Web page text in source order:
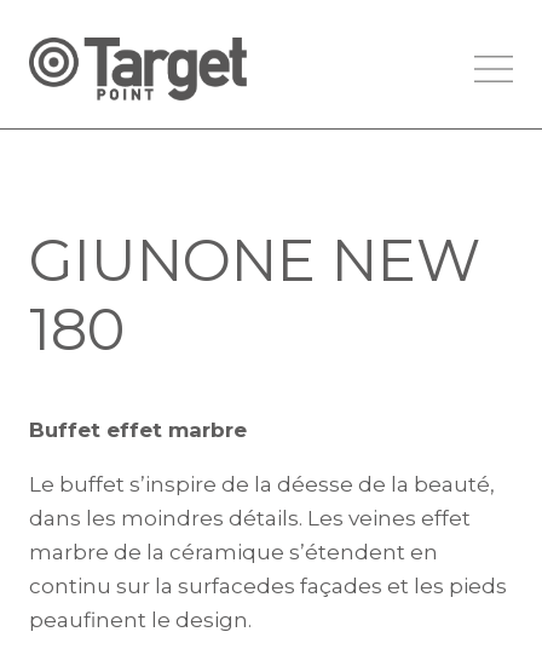
GIUNONE NEW
180
Buffet effet marbre
Le buffet s’inspire de la déesse de la beauté,
dans les moindres détails. Les veines effet
marbre de la céramique s’étendent en
continu sur la surfacedes façades et les pieds
peaufinent le design.